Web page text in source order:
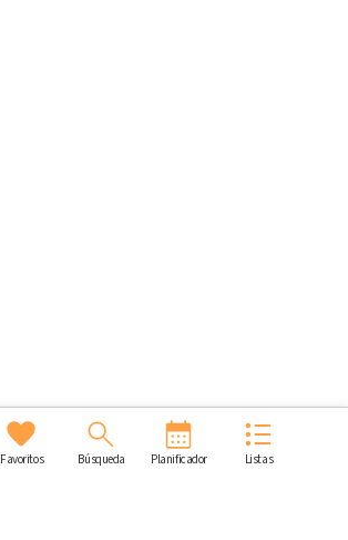
Favoritos Búsqueda Planificador Listas